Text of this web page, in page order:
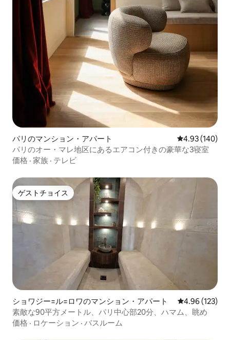
パリのマンション・アパート レビュー140
4.93 (140)
パリのオー・マレ地区にあるエアコン付きの豪華な3寝室
価格 · 家族 · テレビ
ゲストチョイス
ゲストチョイス
ショワジー=ル=ロワのマンション・アパート レビュー123
4.96 (123)
素敵な90平方メートル、パリ中心部20分、ハマム、眺め
価格 · ロケーション · バスルーム